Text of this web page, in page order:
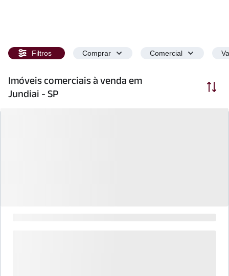
Filtros Comprar Comercial
Imóveis comerciais à venda em
Jundiai - SP
Ordenar